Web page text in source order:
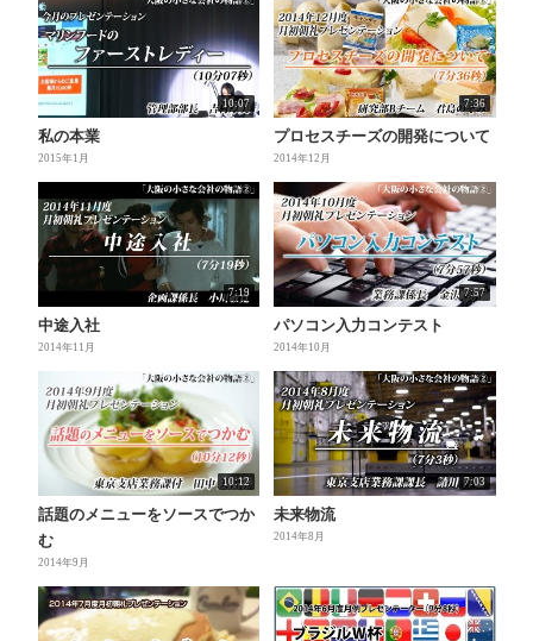
10:07
私の本業
2015年1月
7:36
プロセスチーズの開発について
2014年12月
7:19
中途入社
2014年11月
7:57
パソコン入力コンテスト
2014年10月
10:12
話題のメニューをソースでつか
む
2014年9月
7:03
未来物流
2014年8月